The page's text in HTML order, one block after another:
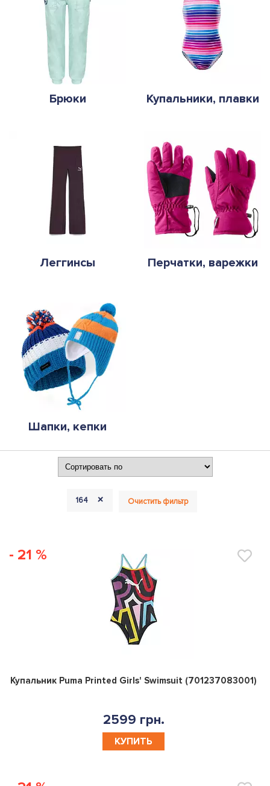
Брюки Купальники, плавки
Леггинсы Перчатки, варежки
Шапки, кепки
164 + Очистить фильтр
- 21 %
0
Купальник Puma Printed Girls' Swimsuit (701237083001)
2599 грн.
КУПИТЬ